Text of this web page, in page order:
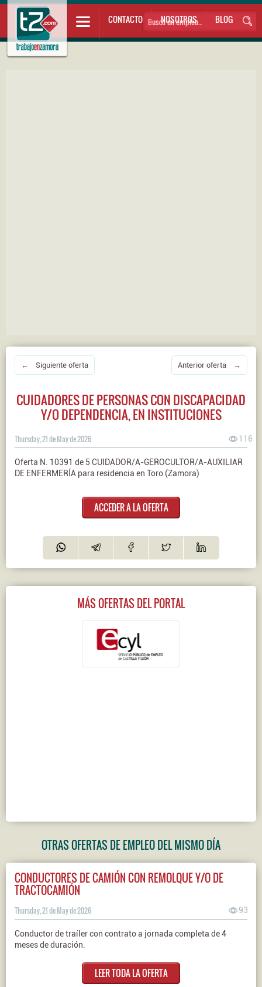
CONTACTO NOSOTROS BLOG
← Siguiente oferta Anterior oferta →
CUIDADORES DE PERSONAS CON DISCAPACIDAD
Y/O DEPENDENCIA, EN INSTITUCIONES
Thursday, 21 de May de 2026 116
Oferta N. 10391 de 5 CUIDADOR/A-GEROCULTOR/A-AUXILIAR
DE ENFERMERÍA para residencia en Toro (Zamora)
ACCEDER A LA OFERTA
MÁS OFERTAS DEL PORTAL
OTRAS OFERTAS DE EMPLEO DEL MISMO DÍA
CONDUCTORES DE CAMIÓN CON REMOLQUE Y/O DE
TRACTOCAMIÓN
Thursday, 21 de May de 2026 93
Conductor de traíler con contrato a jornada completa de 4
meses de duración.
LEER TODA LA OFERTA